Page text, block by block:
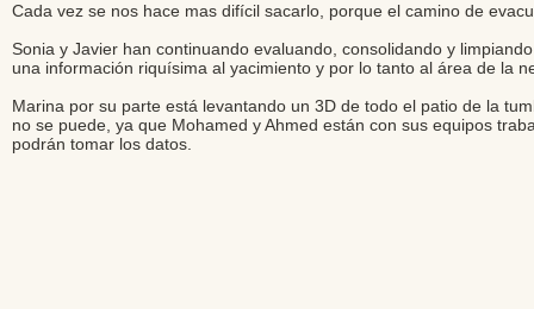
Cada vez se nos hace mas difícil sacarlo, porque el camino de
Sonia y Javier han continuando evaluando, consolidando y
una información riquísima al yacimiento y por lo tanto al área de la
Marina por su parte está levantando un 3D de todo el patio de la
no se puede, ya que Mohamed y Ahmed están con sus equipos
podrán tomar los datos.